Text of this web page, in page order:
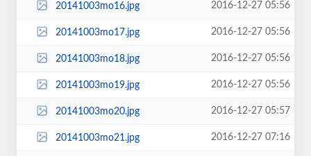
20141003mo16.jpg 2016-12-27 05:56
20141003mo17.jpg 2016-12-27 05:56
20141003mo18.jpg 2016-12-27 05:56
20141003mo19.jpg 2016-12-27 05:56
20141003mo20.jpg 2016-12-27 05:57
20141003mo21.jpg 2016-12-27 07:16